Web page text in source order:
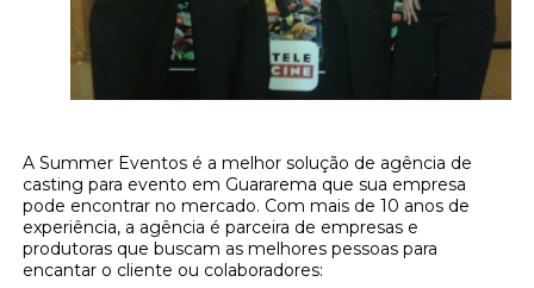
A Summer Eventos é a melhor solução de agência de
casting para evento em Guararema que sua empresa
pode encontrar no mercado. Com mais de 10 anos de
experiência, a agência é parceira de empresas e
produtoras que buscam as melhores pessoas para
encantar o cliente ou colaboradores: